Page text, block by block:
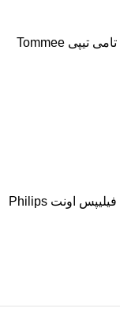
تامی تیپی Tommee
فیلیپس اونت Philips